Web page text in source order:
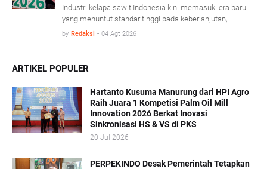
persen dibandingkan periode yang sama tahun lalu,
didorong penguatan harga CPO di pasar global.
Industri kelapa sawit Indonesia kini memasuki era baru
yang menuntut standar tinggi pada keberlanjutan,
keamanan pangan, dan adaptasi teknologi modern.
Sumatera Utara, Kamis (9/7/2026), SIPEF Group/PT
merombak tradisi operasional lama demi menjawab
tantangan pasar global.
by Redaksi - 04 Agt 2026
ARTIKEL POPULER
Hartanto Kusuma Manurung dari HPI Agro
Raih Juara 1 Kompetisi Palm Oil Mill
Innovation 2026 Berkat Inovasi
Sinkronisasi HS & VS di PKS
20 Jul 2026
PERPEKINDO Desak Pemerintah Tetapkan